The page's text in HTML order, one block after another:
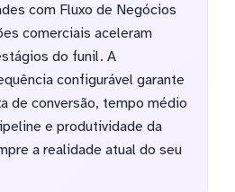
com Fluxo de Negócios
comerciais aceleram
do funil. A
configurável garante
de conversão, tempo médio
e produtividade da
a realidade atual do seu